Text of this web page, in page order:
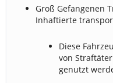
Groß Gefangenen
Inhaftierte
Diese
von
genutzt